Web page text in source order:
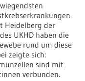
Heidelberg der
UKHD haben die
rund um diese
zeigte sich:
sind mit
verbunden.